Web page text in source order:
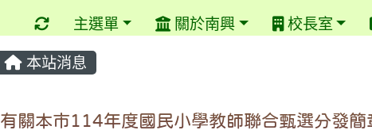
重新取得佈景設定
主選單 關於南興 校長室
本站消息
有關本市114年度國民小學教師聯合甄選分發簡